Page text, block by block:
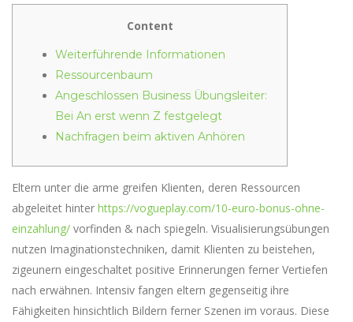
Content
Weiterführende Informationen
Ressourcenbaum
Angeschlossen Business Übungsleiter:
Bei An erst wenn Z festgelegt
Nachfragen beim aktiven Anhören
Eltern unter die arme greifen Klienten, deren Ressourcen
abgeleitet hinter https://vogueplay.com/10-euro-bonus-ohne-
einzahlung/ vorfinden & nach spiegeln. Visualisierungsübungen
nutzen Imaginationstechniken, damit Klienten zu beistehen,
zigeunern eingeschaltet positive Erinnerungen ferner Vertiefen
nach erwähnen. Intensiv fangen eltern gegenseitig ihre
Fähigkeiten hinsichtlich Bildern ferner Szenen im voraus. Diese